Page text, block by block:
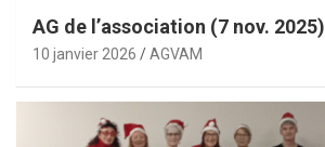
AG de l’association (7 nov. 2025)
10 janvier 2026 AGVAM